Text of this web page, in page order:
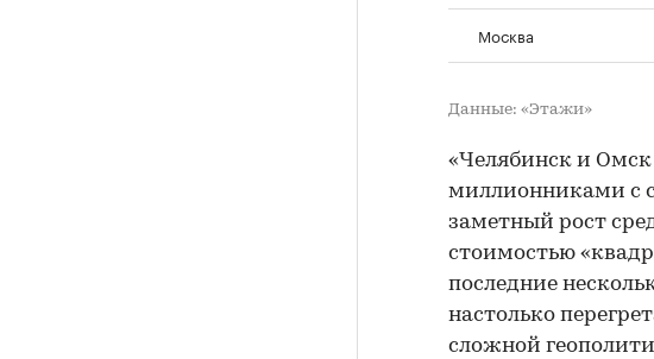
Москва
Данные: «Этажи»
«Челябинск и
миллионниками с
заметный рост
стоимостью
последние
настолько
сложной